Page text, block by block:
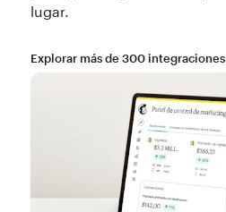
lugar.
Explorar más de 300 integraciones